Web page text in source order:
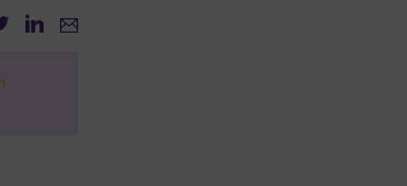
LinkedIn
E-mail